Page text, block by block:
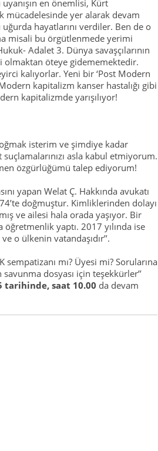
en önemlisi, Kürt
mücadelesinde yer alarak devam
hayatlarını verdiler. Ben de o
misali bu örgütlenmede yerimi
Adalet 3. Dünya savaşçılarının
olmaktan öteye gidememektedir.
kalıyorlar. Yeni bir ‘Post Modern
kapitalizm kanser hastalığı gibi
kapitalizmde yarışılıyor!
isterim ve şimdiye kadar
asla kabul etmiyorum.
özgürlüğümü talep ediyorum!
yapan Welat Ç. Hakkında avukatı
doğmuştur. Kimliklerinden dolayı
ve ailesi hala orada yaşıyor. Bir
yaptı. 2017 yılında ise
o ülkenin vatandaşıdır’’.
sempatizanı mı? Üyesi mi? Sorularına
dosyası için teşekkürler’’
tarihinde, saat 10.00 da devam